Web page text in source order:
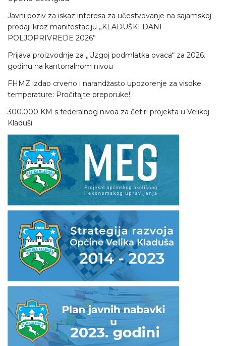
Javni poziv za iskaz interesa za učestvovanje na sajamskoj
prodaji kroz manifestaciju „KLADUŠKI DANI
POLJOPRIVREDE 2026”
Prijava proizvodnje za „Uzgoj podmlatka ovaca“ za 2026.
godinu na kantonalnom nivou
FHMZ izdao crveno i narandžasto upozorenje za visoke
temperature: Pročitajte preporuke!
300.000 KM s federalnog nivoa za četiri projekta u Velikoj
Kladuši